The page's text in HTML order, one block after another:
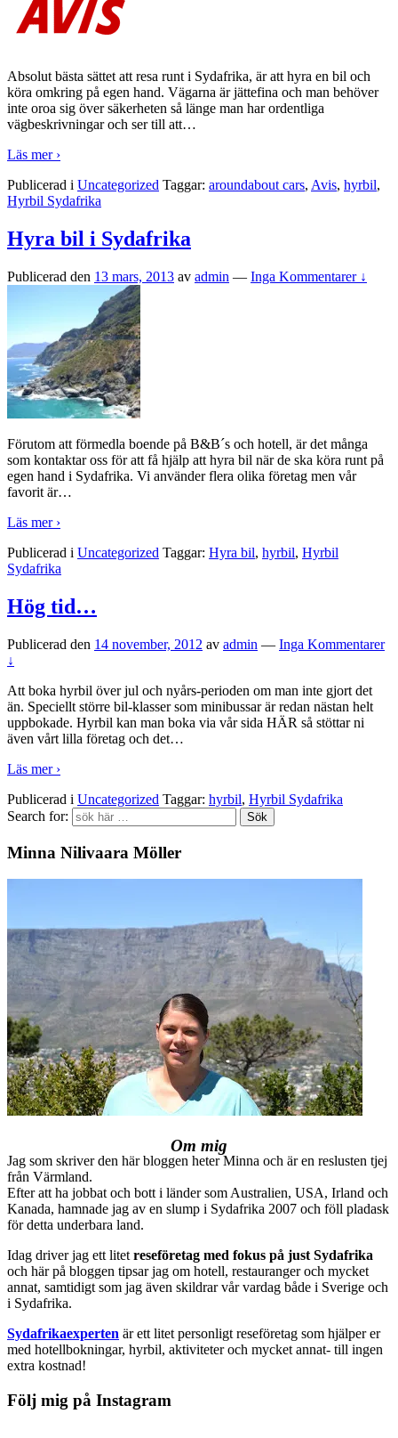
Absolut bästa sättet att resa runt i Sydafrika, är att hyra en bil och
köra omkring på egen hand. Vägarna är jättefina och man behöver
inte oroa sig över säkerheten så länge man har ordentliga
vägbeskrivningar och ser till att…
Läs mer ›
Publicerad i Uncategorized Taggar: aroundabout cars, Avis, hyrbil,
Hyrbil Sydafrika
Hyra bil i Sydafrika
Publicerad den 13 mars, 2013 av admin — Inga Kommentarer ↓
Förutom att förmedla boende på B&B´s och hotell, är det många
som kontaktar oss för att få hjälp att hyra bil när de ska köra runt på
egen hand i Sydafrika. Vi använder flera olika företag men vår
favorit är…
Läs mer ›
Publicerad i Uncategorized Taggar: Hyra bil, hyrbil, Hyrbil
Sydafrika
Hög tid…
Publicerad den 14 november, 2012 av admin — Inga Kommentarer
↓
Att boka hyrbil över jul och nyårs-perioden om man inte gjort det
än. Speciellt större bil-klasser som minibussar är redan nästan helt
uppbokade. Hyrbil kan man boka via vår sida HÄR så stöttar ni
även vårt lilla företag och det…
Läs mer ›
Publicerad i Uncategorized Taggar: hyrbil, Hyrbil Sydafrika
Search for:
Minna Nilivaara Möller
Om mig
Jag som skriver den här bloggen heter Minna och är en reslusten tjej
från Värmland.
Efter att ha jobbat och bott i länder som Australien, USA, Irland och
Kanada, hamnade jag av en slump i Sydafrika 2007 och föll pladask
för detta underbara land.
Idag driver jag ett litet reseföretag med fokus på just Sydafrika
och här på bloggen tipsar jag om hotell, restauranger och mycket
annat, samtidigt som jag även skildrar vår vardag både i Sverige och
i Sydafrika.
Sydafrikaexperten är ett litet personligt reseföretag som hjälper er
med hotellbokningar, hyrbil, aktiviteter och mycket annat- till ingen
extra kostnad!
Följ mig på Instagram